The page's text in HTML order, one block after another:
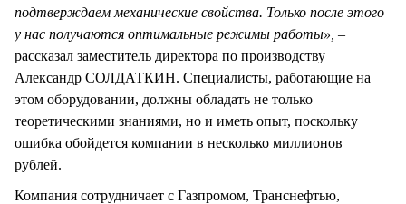
подтверждаем механические свойства. Только после этого
у нас получаются оптимальные режимы работы», –
рассказал заместитель директора по производству
Александр СОЛДАТКИН. Специалисты, работающие на
этом оборудовании, должны обладать не только
теоретическими знаниями, но и иметь опыт, поскольку
ошибка обойдется компании в несколько миллионов
рублей.
Компания сотрудничает с Газпромом, Транснефтью,